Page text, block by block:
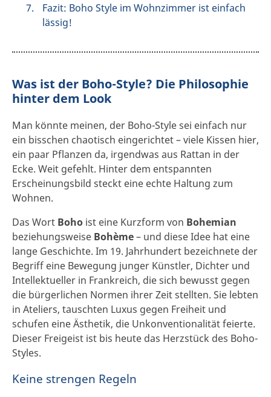
Fazit: Boho Style im Wohnzimmer ist einfach
lässig!
Was ist der Boho-Style? Die Philosophie
hinter dem Look
Man könnte meinen, der Boho-Style sei einfach nur
ein bisschen chaotisch eingerichtet – viele Kissen hier,
ein paar Pflanzen da, irgendwas aus Rattan in der
Ecke. Weit gefehlt. Hinter dem entspannten
Erscheinungsbild steckt eine echte Haltung zum
Wohnen.
Das Wort Boho ist eine Kurzform von Bohemian
beziehungsweise Bohème– und diese Idee hat eine
lange Geschichte. Im 19. Jahrhundert bezeichnete der
Begriff eine Bewegung junger Künstler, Dichter und
Intellektueller in Frankreich, die sich bewusst gegen
die bürgerlichen Normen ihrer Zeit stellten. Sie lebten
in Ateliers, tauschten Luxus gegen Freiheit und
schufen eine Ästhetik, die Unkonventionalität feierte.
Dieser Freigeist ist bis heute das Herzstück des Boho-
Styles.
Keine strengen Regeln